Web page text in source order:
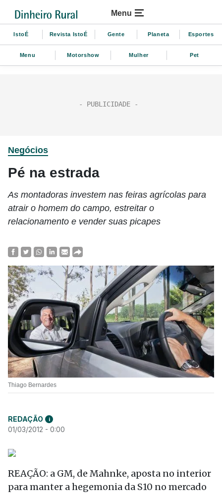
Menu
IstoÉ Revista IstoÉ Gente Planeta Esportes
Menu Motorshow Mulher Pet
Negócios
Pé na estrada
As montadoras investem nas feiras agrícolas para
atrair o homem do campo, estreitar o
relacionamento e vender suas picapes
Thiago Bernardes
REDAÇÃO i
01/03/2012 - 0:00
REAÇÃO: a GM, de Mahnke, aposta no interior
para manter a hegemonia da S10 no mercado